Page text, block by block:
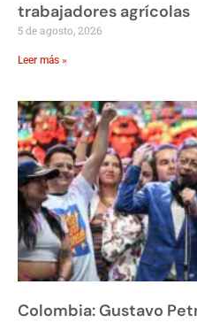
trabajadores agrícolas
5 de agosto, 2026
Leer más »
Colombia: Gustavo